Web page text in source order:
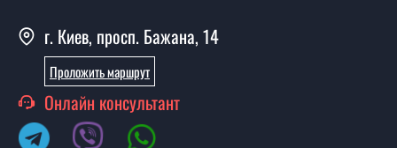
У вас есть в наличии готовые
межкомнатные двери фаворит?
Да, мы имеем большой ассортимент готовых
межкомнатных дверей ТМ Фаворит.
г. Киев, просп. Бажана, 14
Проложить маршрут
Онлайн консультант